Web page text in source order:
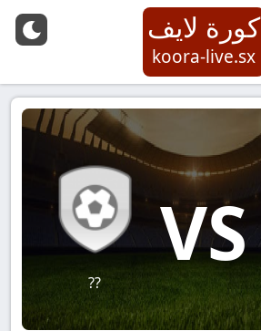
كورة لايف
koora-live.sx
VS
??